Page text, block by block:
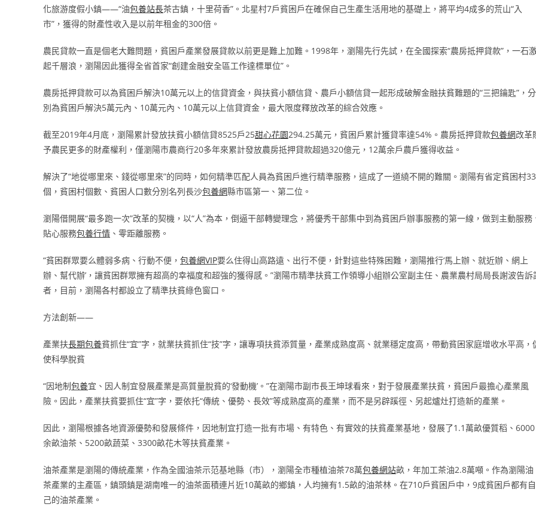
化旅游度假小鎮——“油包養站長茶古鎮，十里荷香”。北星村7戶貧困戶在確保自己生產生活用地的基礎上，將平均4成多的荒山“入
市”，獲得的財產性收入是以前年租金的300倍。
農民貸款一直是個老大難問題，貧困戶產業發展貸款以前更是難上加難。1998年，瀏陽先行先試，在全國探索“農房抵押貸款”，一石
起千層浪，瀏陽因此獲得全省首家“創建金融安全區工作達標單位”。
農房抵押貸款可以為貧困戶解決10萬元以上的信貸資金，與扶貧小額信貸、農戶小額信貸一起形成破解金融扶貧難題的“三把鑰匙”，分
別為貧困戶解決5萬元內、10萬元內、10萬元以上信貸資金，最大限度釋放改革的綜合效應。
截至2019年4月底，瀏陽累計發放扶貧小額信貸8525戶25甜心花園294.25萬元，貧困戶累計獲貸率達54%。農房抵押貸款包養網改革
予農民更多的財產權利，僅瀏陽市農商行20多年來累計發放農房抵押貸款超過320億元，12萬余戶農戶獲得收益。
解決了“地從哪里來、錢從哪里來”的同時，如何精準匹配人員為貧困戶進行精準服務，這成了一道繞不開的難關。瀏陽有省定貧困村33
個，貧困村個數、貧困人口數分別名列長沙包養網縣市區第一、第二位。
瀏陽借開展“最多跑一次”改革的契機，以“人”為本，倒逼干部轉變理念，將優秀干部集中到為貧困戶辦事服務的第一線，做到主動服務
貼心服務包養行情 、零距離服務。
“貧困群眾要么體弱多病、行動不便， 包養網VIP要么住得山高路遠、出行不便，針對這些特殊困難，瀏陽推行‘馬上辦、就近辦、網上
辦、幫代辦’，讓貧困群眾擁有超高的幸福度和超強的獲得感。”瀏陽市精準扶貧工作領導小組辦公室副主任、農業農村局局長謝波告訴
者，目前，瀏陽各村都設立了精準扶貧綠色窗口。
方法創新——
產業扶長期包養貧抓住“宜”字，就業扶貧抓住“技”字，讓專項扶貧添質量，產業成熟度高、就業穩定度高，帶動貧困家庭增收水平高，
使科學脫貧
“因地制包養宜、因人制宜發展產業是高質量脫貧的‘發動機’。”在瀏陽市副市長王坤球看來，對于發展產業扶貧，貧困戶最擔心產業風
險。因此，產業扶貧要抓住“宜”字，要依托“傳統、優勢、長效”等成熟度高的產業，而不是另辟蹊徑、另起爐灶打造新的產業。
因此，瀏陽根據各地資源優勢和發展條件，因地制宜打造一批有市場、有特色、有實效的扶貧產業基地，發展了1.1萬畝優質稻、6000
余畝油茶、5200畝蔬菜、3300畝花木等扶貧產業。
油茶產業是瀏陽的傳統產業，作為全國油茶示范基地縣（市），瀏陽全市種植油茶78萬包養網站畝，年加工茶油2.8萬噸。作為瀏陽油
茶產業的主產區，鎮頭鎮是湖南唯一的油茶面積連片近10萬畝的鄉鎮，人均擁有1.5畝的油茶林。在710戶貧困戶中，9成貧困戶都有自
己的油茶產業。